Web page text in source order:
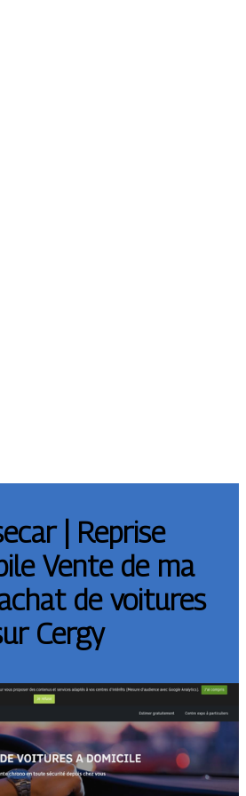
| Reprise
Vente de ma
de voitures
Cergy